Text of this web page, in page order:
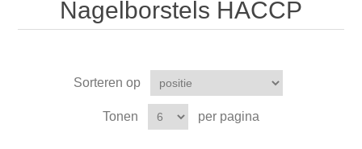
Nagelborstels HACCP
Sorteren op
Tonen per pagina